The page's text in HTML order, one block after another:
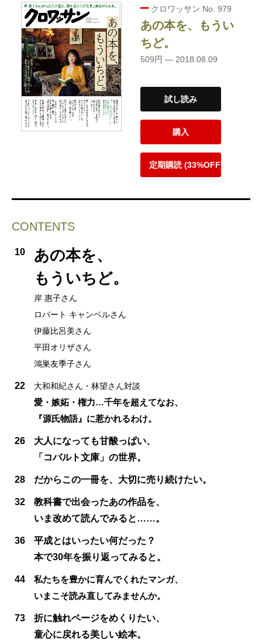
クロワッサン No. 979
あの本を、もうい
ちど。
509円 — 2018.08.09
試し読み
購入
定期購読 (33%OFF)
CONTENTS
10
あの本を、
もういちど。
岸 惠子さん
ロバート キャンベルさん
伊藤比呂美さん
平田オリザさん
鴻巣友季子さん
22 大和和紀さん・林望さん対談
愛・嫉妬・権力…千年を超えてなお、
『源氏物語』に惹かれるわけ。
26
大人になっても甘酸っぱい、
「コバルト文庫」の世界。
28 だからこの一冊を、大切に売り続けたい。
32
教科書で出会ったあの作品を、
いま改めて読んでみると……。
36
平成とはいったい何だった？
本で30年を振り返ってみると。
44
私たちを豊かに育んでくれたマンガ、
いまこそ読み直してみませんか。
73
折に触れページをめくりたい、
童心に戻れる美しい絵本。